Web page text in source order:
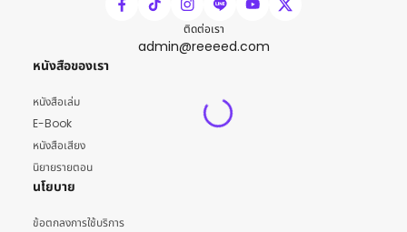
ติดต่อเรา
admin@reeeed.com
หนังสือของเรา
หนังสือเล่ม
E-Book
หนังสือเสียง
นิยายรายตอน
นโยบาย
ข้อตกลงการใช้บริการ